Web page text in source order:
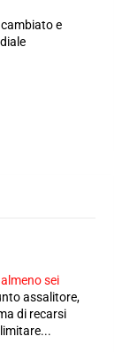
e
sei
assalitore,
di recarsi